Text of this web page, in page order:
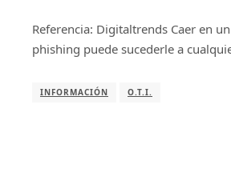
Referencia: Digitaltrends Caer en
phishing puede sucederle a
INFORMACIÓN O.T.I.